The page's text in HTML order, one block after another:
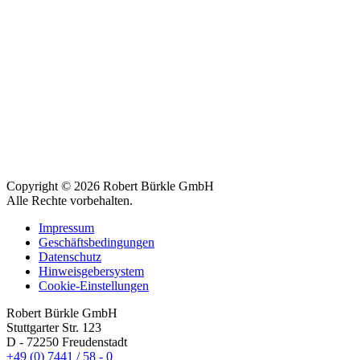
Copyright © 2026 Robert Bürkle GmbH
Alle Rechte vorbehalten.
Impressum
Geschäftsbedingungen
Datenschutz
Hinweisgebersystem
Cookie-Einstellungen
Robert Bürkle GmbH
Stuttgarter Str. 123
D - 72250 Freudenstadt
+49 (0) 7441 / 58 - 0